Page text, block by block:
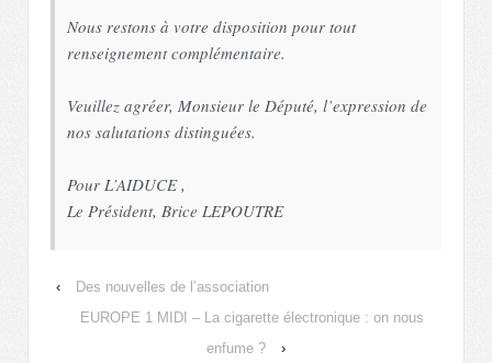
Nous restons à votre disposition pour tout
renseignement complémentaire.
Veuillez agréer, Monsieur le Député, l’expression de
nos salutations distinguées.
Pour L’AIDUCE ,
Le Président, Brice LEPOUTRE
‹
Des nouvelles de l’association
EUROPE 1 MIDI – La cigarette électronique : on nous
enfume ?
›